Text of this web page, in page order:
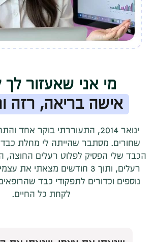
מי אני שאעזור לך
אישה בריאה, רזה
ינואר 2014, התעוררתי בוקר אחד
שחורים. מסתבר שהייתה לי מחלת כבד
הכבד שלי הפסיק לפלוט רעלים החוצה,
נוספים וכדורים לתפקודי כבד
לקחת כל החיים.